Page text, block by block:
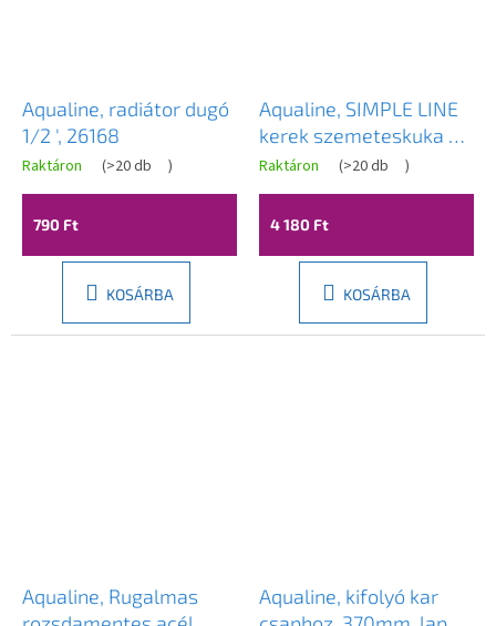
Aqualine, radiátor dugó
1/2 ', 26168
Raktáron (>20 db )
790 Ft
KOSÁRBA
Aqualine, SIMPLE LINE
kerek szemeteskuka 5l,
polírozott
rozsdamentes acél,
27105
Raktáron (>20 db )
4 180 Ft
KOSÁRBA
Aqualine, Rugalmas
Aqualine, kifolyó kar